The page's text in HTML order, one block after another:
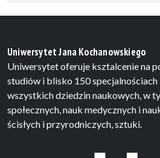
Uniwersytet Jana Kochanowskiego
Uniwersytet oferuje ksztalcenie na
studiów i blisko 150 specjalnościach
wszystkich dziedzin naukowych, w
społecznych, nauk medycznych i
ścisłych i przyrodniczych, sztuki.